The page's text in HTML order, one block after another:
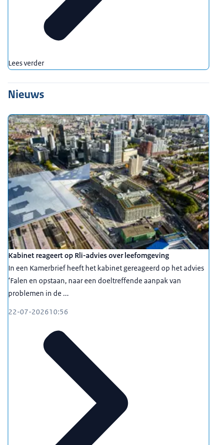
Lees verder
Nieuws
Kabinet reageert op Rli-advies over leefomgeving
In een Kamerbrief heeft het kabinet gereageerd op het advies
‘Falen en opstaan, naar een doeltreffende aanpak van
problemen in de ...
22-07-202610:56